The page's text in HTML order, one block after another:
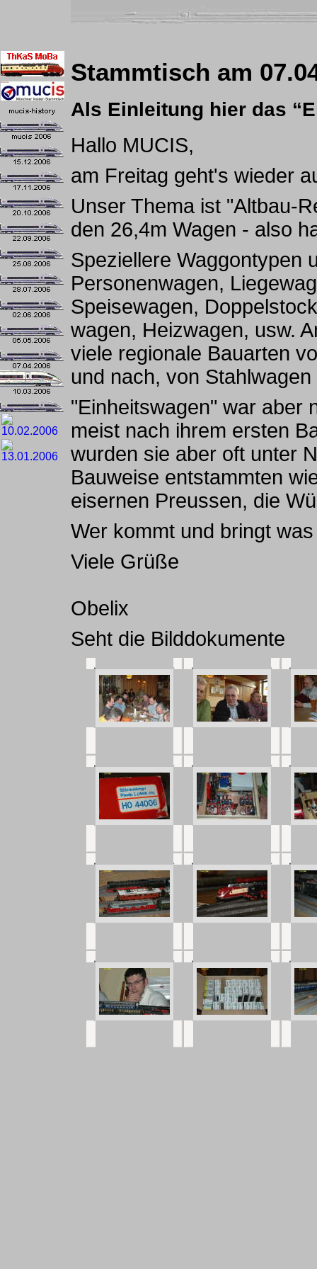
Stammtisch am
Als Einleitung hier das
Hallo MUCIS,
am Freitag geht's wieder
Unser Thema ist "Altbau-
den 26,4m Wagen - also
Speziellere Waggontypen
Personenwagen,
Speisewagen,
wagen, Heizwagen, usw.
viele regionale Bauarten
und nach, von
"Einheitswagen" war aber
meist nach ihrem ersten
wurden sie aber oft unter
Bauweise entstammten
eisernen Preussen, die
Wer kommt und bringt
Viele Grüße
Obelix
Seht die Bilddokumente